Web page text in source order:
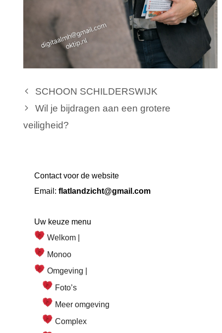
SCHOON SCHILDERSWIJK
Wil je bijdragen aan een grotere
veiligheid?
Contact voor de website
Email: flatlandzicht@gmail.com
Uw keuze menu
Welkom |
Monoo
Omgeving |
Foto’s
Meer omgeving
Complex